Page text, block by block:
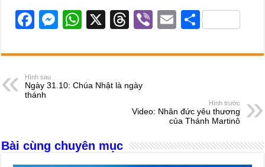
F
c
e
b
k
M
ss
n
W
at
A
X
T
e
d
s
Vi
er
E
ail
S
ar
Hình sau
Ngày 31.10: Chúa Nhật là ngày
thánh
Hình trước
Video: Nhân đức yêu thương
của Thánh Martinô
Bài cùng chuyên mục